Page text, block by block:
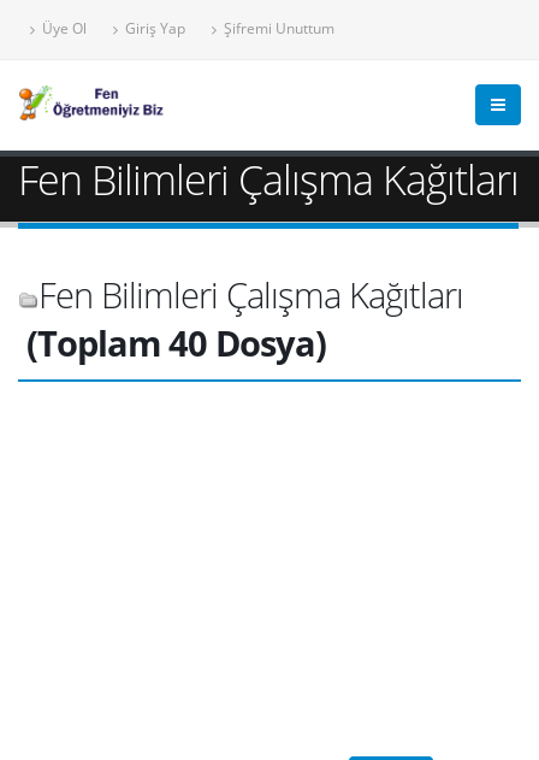
Üye Ol Giriş Yap Şifremi Unuttum
Fen Bilimleri Çalışma Kağıtları
Fen Bilimleri Çalışma Kağıtları
(Toplam 40 Dosya)